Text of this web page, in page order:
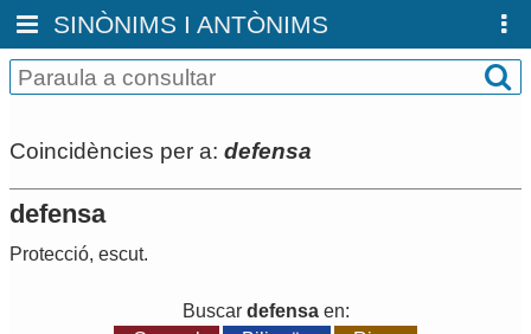
SINÒNIMS I ANTÒNIMS
Coincidències per a: defensa
defensa
Protecció, escut.
Buscar defensaen: